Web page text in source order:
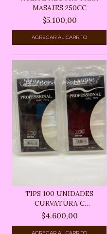
MASAJES 250CC
$5.100,00
TIPS 100 UNIDADES
CURVATURA C
CHERIMOYA
$4.600,00
AGREGAR AL CARRITO